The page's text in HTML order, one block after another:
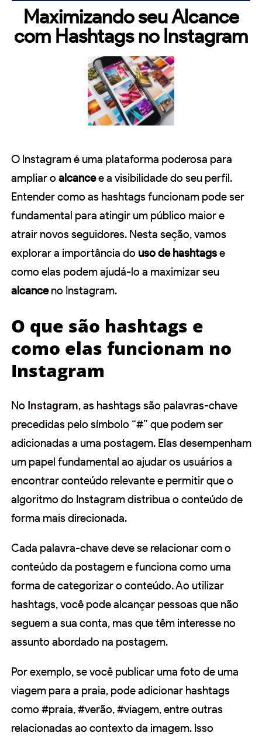
Maximizando seu Alcance
com Hashtags no Instagram
O Instagram é uma plataforma poderosa para
ampliar o alcancee a visibilidade do seu perfil.
Entender como as hashtags funcionam pode ser
fundamental para atingir um público maior e
atrair novos seguidores. Nesta seção, vamos
explorar a importância do uso de hashtagse
como elas podem ajudá-lo a maximizar seu
alcanceno Instagram.
O que são hashtags e
como elas funcionam no
Instagram
No Instagram, as hashtags são palavras-chave
precedidas pelo símbolo “#” que podem ser
adicionadas a uma postagem. Elas desempenham
um papel fundamental ao ajudar os usuários a
encontrar conteúdo relevante e permitir que o
algoritmo do Instagram distribua o conteúdo de
forma mais direcionada.
Cada palavra-chave deve se relacionar com o
conteúdo da postagem e funciona como uma
forma de categorizar o conteúdo. Ao utilizar
hashtags, você pode alcançar pessoas que não
seguem a sua conta, mas que têm interesse no
assunto abordado na postagem.
Por exemplo, se você publicar uma foto de uma
viagem para a praia, pode adicionar hashtags
como #praia, #verão, #viagem, entre outras
relacionadas ao contexto da imagem. Isso